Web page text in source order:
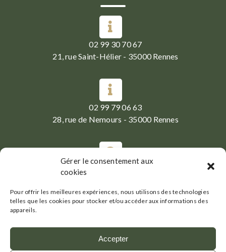
Gérer le consentement aux
cookies
Pour offrir les meilleures expériences, nous utilisons des technologies
telles que les cookies pour stocker et/ou accéder aux informations des
appareils.
Accepter
02 99 30 70 67
21, rue Saint-Hélier - 35000 Rennes
02 99 79 06 63
28, rue de Nemours - 35000 Rennes
Du Mardi au Samedi :